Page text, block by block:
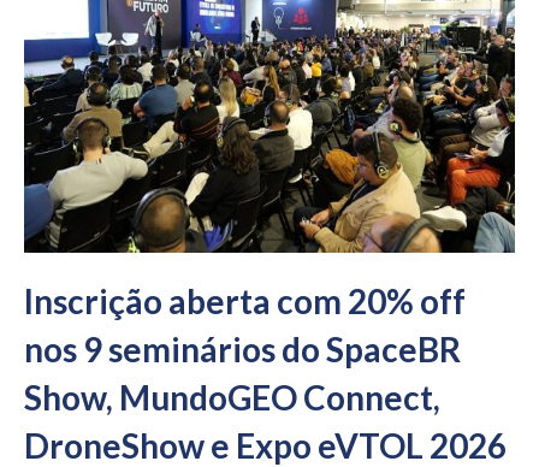
Inscrição aberta com 20% off
nos 9 seminários do SpaceBR
Show, MundoGEO Connect,
DroneShow e Expo eVTOL 2026